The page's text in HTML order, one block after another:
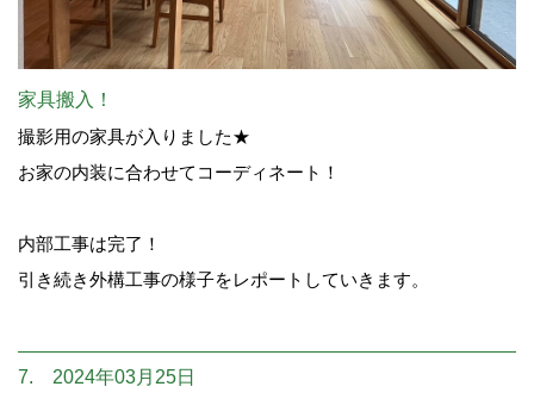
家具搬入！
撮影用の家具が入りました★
お家の内装に合わせてコーディネート！
内部工事は完了！
引き続き外構工事の様子をレポートしていきます。
7. 2024年03月25日